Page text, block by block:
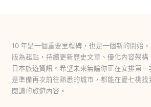
10 年是一個重要里程碑，也是一個新的開始
版為起點，持續更新歷史文章、優化內容架構
日本旅遊資訊。希望未來無論你正在安排第
是準備再次前往熟悉的城市，都能在愛七桃找
閱讀的旅遊內容。